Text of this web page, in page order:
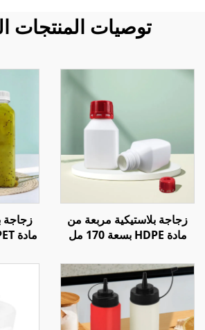
توصيات المنتجات
زجاجة بلاستيكية مربعة من
مادة HDPE بسعة 170 مل
السوائل أو المساحيق مع
غطاء مقاوم للأطفال
زجاجة
العصير